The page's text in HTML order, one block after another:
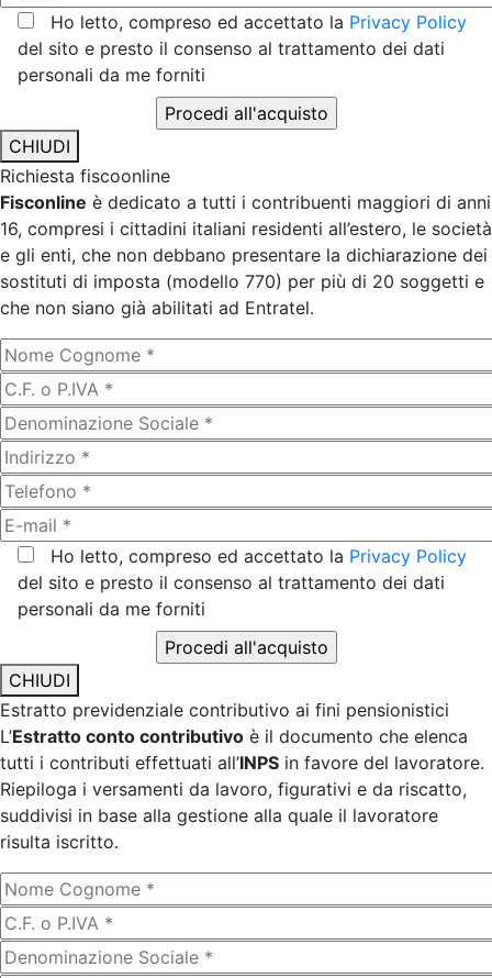
Ho letto, compreso ed accettato la Privacy Policy
del sito e presto il consenso al trattamento dei dati
personali da me forniti
CHIUDI
Richiesta fiscoonline
Fisconline è dedicato a tutti i contribuenti maggiori di anni
16, compresi i cittadini italiani residenti all’estero, le società
e gli enti, che non debbano presentare la dichiarazione dei
sostituti di imposta (modello 770) per più di 20 soggetti e
che non siano già abilitati ad Entratel.
Ho letto, compreso ed accettato la Privacy Policy
del sito e presto il consenso al trattamento dei dati
personali da me forniti
CHIUDI
Estratto previdenziale contributivo ai fini pensionistici
L’Estratto conto contributivo è il documento che elenca
tutti i contributi effettuati all’INPS in favore del lavoratore.
Riepiloga i versamenti da lavoro, figurativi e da riscatto,
suddivisi in base alla gestione alla quale il lavoratore
risulta iscritto.